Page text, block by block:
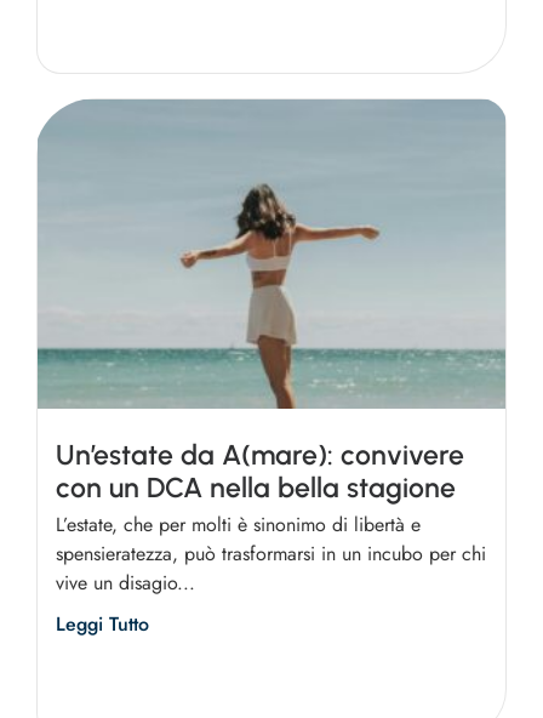
Un’estate da A(mare): convivere
con un DCA nella bella stagione
L’estate, che per molti è sinonimo di libertà e
spensieratezza, può trasformarsi in un incubo per chi
vive un disagio...
Leggi Tutto